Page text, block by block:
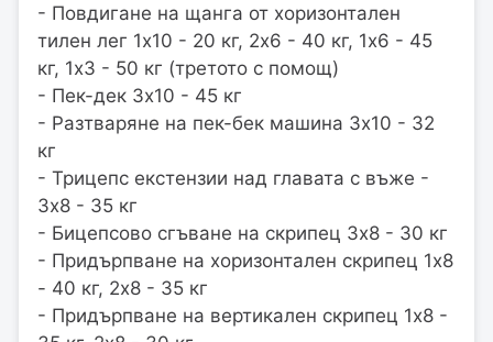
- Повдигане на щанга от хоризонтален
тилен лег 1x10 - 20 кг, 2x6 - 40 кг, 1x6 - 45
кг, 1x3 - 50 кг (третото с помощ)
- Пек-дек 3x10 - 45 кг
- Разтваряне на пек-бек машина 3x10 - 32
кг
- Трицепс екстензии над главата с въже -
3x8 - 35 кг
- Бицепсово сгъване на скрипец 3x8 - 30 кг
- Придърпване на хоризонтален скрипец 1x8
- 40 кг, 2x8 - 35 кг
- Придърпване на вертикален скрипец 1x8 -